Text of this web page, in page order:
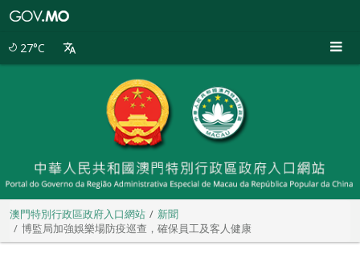
27°C
澳門特別行政區政府入口網站
新聞
博監局加強娛樂場防疫巡查，確保員工及客人健康